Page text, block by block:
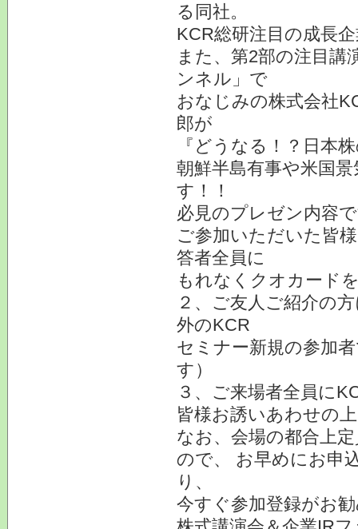
る同社。
KCR総研注目の成長
また、第2部の注目
ンネル」で
おなじみの株式会社
郎が
『どうなる！？日本
朝鮮半島有事や米国
す！！
必見のプレゼン内容
ご参加いただいた皆
答者全員に
もれなくクオカード
２、ご友人ご紹介の
外のKCR
セミナー新規の参加
す）
３、ご来場者全員に
皆様お誘いあわせの
なお、会場の都合上
ので、 お早めにお申
り、
今すぐ参加登録がお